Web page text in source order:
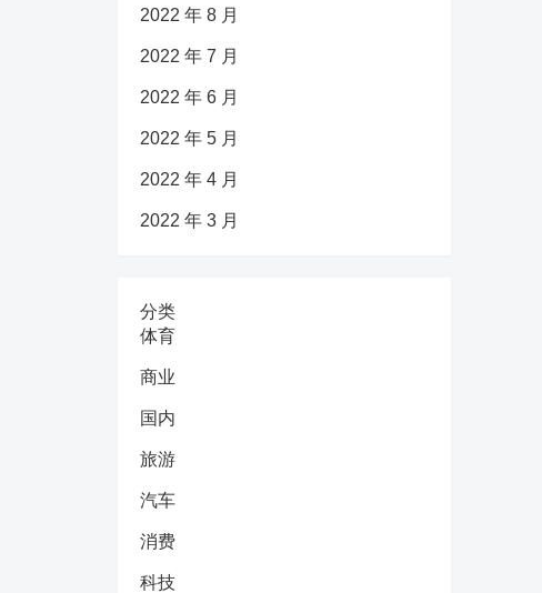
2022 年 8 月
2022 年 7 月
2022 年 6 月
2022 年 5 月
2022 年 4 月
2022 年 3 月
分类
体育
商业
国内
旅游
汽车
消费
科技